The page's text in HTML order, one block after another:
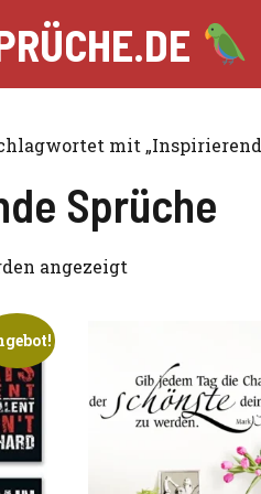
mit
Sprüche
angezeigt